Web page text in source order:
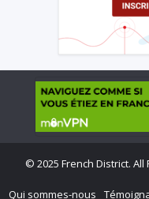
© 2025 French District.
Qui sommes-nous